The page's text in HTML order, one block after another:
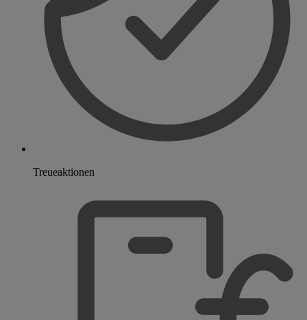
Treueaktionen